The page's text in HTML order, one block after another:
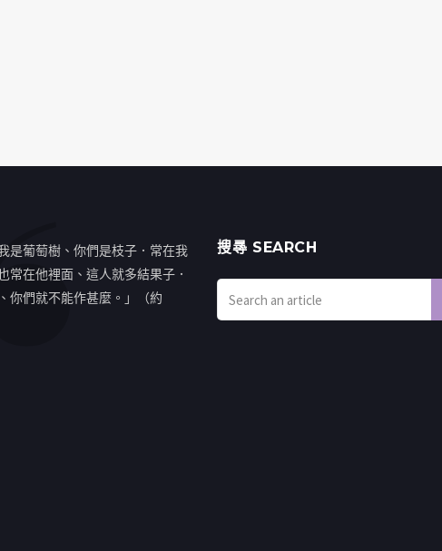
是葡萄樹、你們是枝子．常在我
常在他裡面、這人就多結果子．
你們就不能作甚麼。」（約
搜㝷 SEARCH